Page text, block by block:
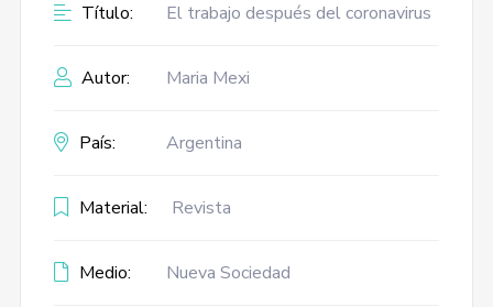
Título: El trabajo después del coronavirus
Autor: Maria Mexi
País: Argentina
Material: Revista
Medio: Nueva Sociedad